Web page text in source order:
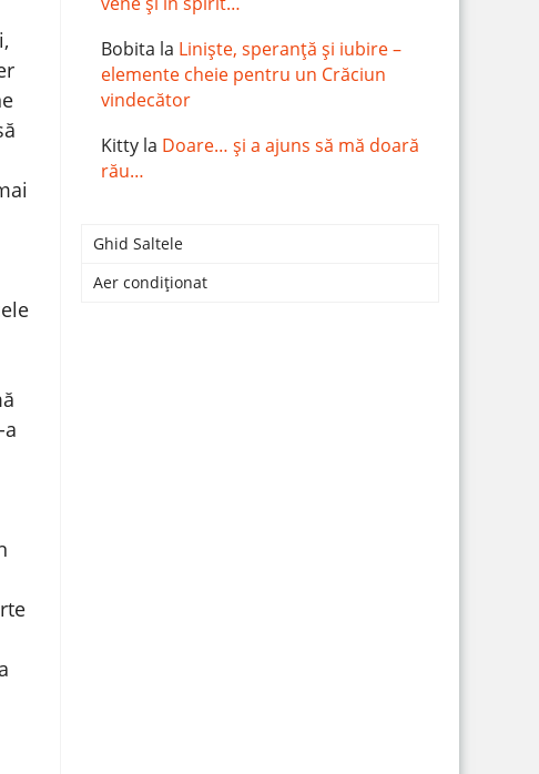
Bobita la Liniște, speranță și iubire –
elemente cheie pentru un Crăciun
vindecător
Kitty la Doare… și a ajuns să mă doară
rău…
Ghid Saltele
Aer condiționat